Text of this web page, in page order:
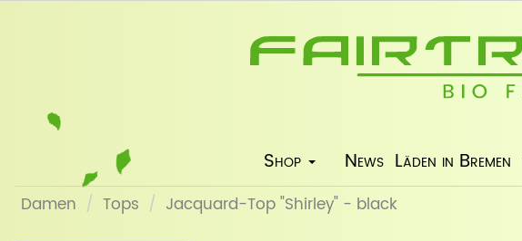
Shop News Läden in Bremen
Damen Tops Jacquard-Top "Shirley" - black